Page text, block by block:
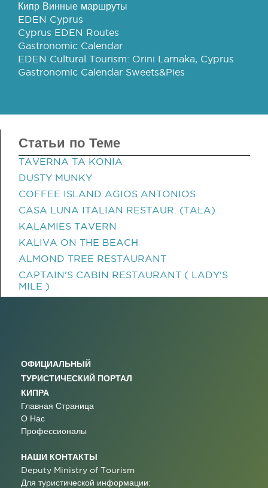
Кипр Винные маршруты
EDEN Cyprus
Cyprus EDEN Routes
Gastronomic Calendar
EDEN Cultural Tourism: Orini Larnaka, Cyprus
Gastronomic Calendar Sweets&Pies
Статьи по Теме
TAVERNA TA KONIA
DUSTY MUNKY
COFFEE ISLAND AGIOS ANTONIOS
CASA LUNA ITALIAN RESTAUR. (TALA)
KALAMIES TAVERN
KALIVA ON THE BEACH
ALMOND TREE RESTAURANT
CAPTAIN'S CABIN RESTAURANT ( LADY'S
MILE )
ОФИЦИАЛЬНЫЙ
ТУРИСТИЧЕСКИЙ ПОРТАЛ
КИПРА
Главная Страница
О Нас
Профессионалы
НАШИ КОНТАКТЫ
Deputy Ministry of Tourism
Для туристической информации: